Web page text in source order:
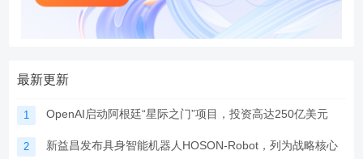
最新更新
1 OpenAI启动阿根廷“星际之门”项目，投资高达250亿美元
2 新益昌发布具身智能机器人HOSON-Robot，列为战略核心